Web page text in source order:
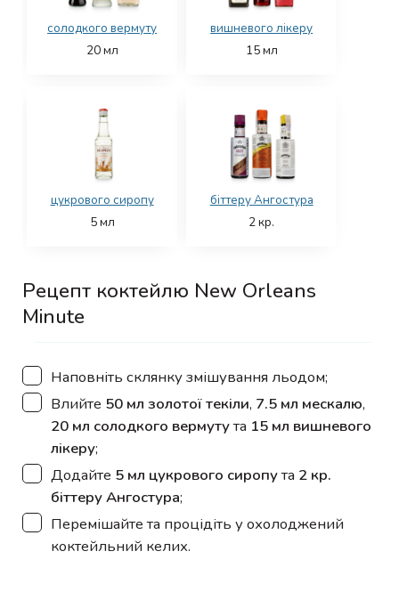
солодкого вермуту
20мл
вишневого лікеру
15мл
цукрового сиропу
5мл
біттеру Ангостура
2кр.
Рецепт коктейлю New Orleans
Minute
▢
Наповніть склянку змішування льодом;
▢
Влийте 50 мл золотої текіли, 7.5 мл мескалю,
20 мл солодкого вермутута 15 мл вишневого
лікеру;
▢
Додайте 5 мл цукрового сиропута 2 кр.
біттеру Ангостура;
▢
Перемішайте та процідіть у охолоджений
коктейльний келих.